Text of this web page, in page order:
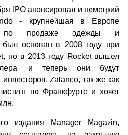
IPO анонсировал и немецкий
- крупнейшая в Европе
по продаже одежды и
был основан в 2008 году при
но в 2013 году Rocket вышел
и теперь они будут
инвесторов. Zalando, так же как
во Франкфурте и хочет
издания Manager Magazin,